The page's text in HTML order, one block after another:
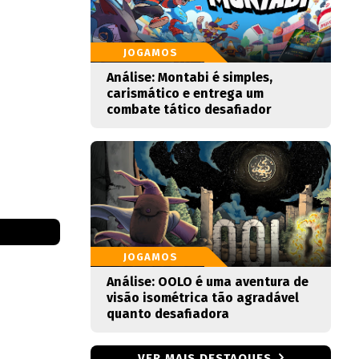
JOGAMOS
Análise: Montabi é simples,
carismático e entrega um
combate tático desafiador
JOGAMOS
Análise: OOLO é uma aventura de
visão isométrica tão agradável
quanto desafiadora